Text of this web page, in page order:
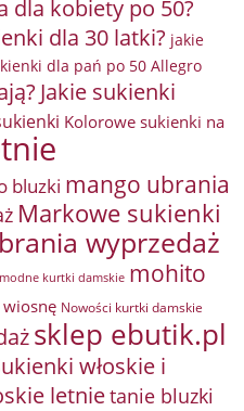
dla kobiety po 50?
dla 30 latki? jakie
dla pań po 50 Allegro
Jakie sukienki
Kolorowe sukienki na
bluzki mango ubrania
Markowe sukienki
wyprzedaż
modne kurtki damskie mohito
wiosnę Nowości kurtki damskie
sklep ebutik.pl
włoskie i
letnietanie bluzki